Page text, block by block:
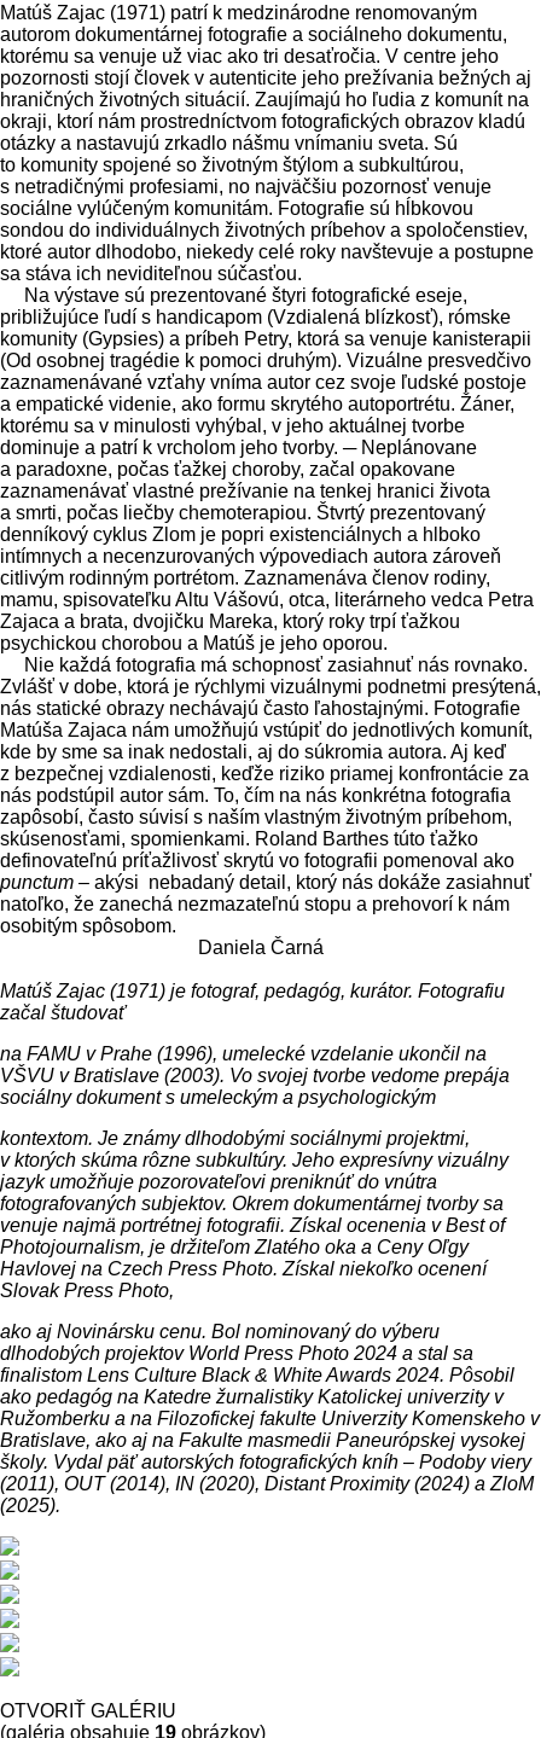
Matúš Zajac (1971) patrí k medzinárodne renomovaným
autorom dokumentárnej fotografie a sociálneho dokumentu,
ktorému sa venuje už viac ako tri desaťročia. V centre jeho
pozornosti stojí človek v autenticite jeho prežívania bežných aj
hraničných životných situácií. Zaujímajú ho ľudia z komunít na
okraji, ktorí nám prostredníctvom fotografických obrazov kladú
otázky a nastavujú zrkadlo nášmu vnímaniu sveta. Sú
to komunity spojené so životným štýlom a subkultúrou,
s netradičnými profesiami, no najväčšiu pozornosť venuje
sociálne vylúčeným komunitám. Fotografie sú hĺbkovou
sondou do individuálnych životných príbehov a spoločenstiev,
ktoré autor dlhodobo, niekedy celé roky navštevuje a postupne
sa stáva ich neviditeľnou súčasťou.
Na výstave sú prezentované štyri fotografické eseje,
približujúce ľudí s handicapom (Vzdialená blízkosť), rómske
komunity (Gypsies) a príbeh Petry, ktorá sa venuje kanisterapii
(Od osobnej tragédie k pomoci druhým). Vizuálne presvedčivo
zaznamenávané vzťahy vníma autor cez svoje ľudské postoje
a empatické videnie, ako formu skrytého autoportrétu. Žáner,
ktorému sa v minulosti vyhýbal, v jeho aktuálnej tvorbe
dominuje a patrí k vrcholom jeho tvorby. ─ Neplánovane
a paradoxne, počas ťažkej choroby, začal opakovane
zaznamenávať vlastné prežívanie na tenkej hranici života
a smrti, počas liečby chemoterapiou. Štvrtý prezentovaný
denníkový cyklus Zlom je popri existenciálnych a hlboko
intímnych a necenzurovaných výpovediach autora zároveň
citlivým rodinným portrétom. Zaznamenáva členov rodiny,
mamu, spisovateľku Altu Vášovú, otca, literárneho vedca Petra
Zajaca a brata, dvojičku Mareka, ktorý roky trpí ťažkou
psychickou chorobou a Matúš je jeho oporou.
Nie každá fotografia má schopnosť zasiahnuť nás rovnako.
Zvlášť v dobe, ktorá je rýchlymi vizuálnymi podnetmi presýtená,
nás statické obrazy nechávajú často ľahostajnými. Fotografie
Matúša Zajaca nám umožňujú vstúpiť do jednotlivých komunít,
kde by sme sa inak nedostali, aj do súkromia autora. Aj keď
z bezpečnej vzdialenosti, keďže riziko priamej konfrontácie za
nás podstúpil autor sám. To, čím na nás konkrétna fotografia
zapôsobí, často súvisí s naším vlastným životným príbehom,
skúsenosťami, spomienkami. Roland Barthes túto ťažko
definovateľnú príťažlivosť skrytú vo fotografii pomenoval ako
punctum – akýsi nebadaný detail, ktorý nás dokáže zasiahnuť
natoľko, že zanechá nezmazateľnú stopu a prehovorí k nám
osobitým spôsobom.
Daniela Čarná
Matúš Zajac (1971) je fotograf, pedagóg, kurátor. Fotografiu
začal študovať
na FAMU v Prahe (1996), umelecké vzdelanie ukončil na
VŠVU v Bratislave (2003). Vo svojej tvorbe vedome prepája
sociálny dokument s umeleckým a psychologickým
kontextom. Je známy dlhodobými sociálnymi projektmi,
v ktorých skúma rôzne subkultúry. Jeho expresívny vizuálny
jazyk umožňuje pozorovateľovi preniknúť do vnútra
fotografovaných subjektov. Okrem dokumentárnej tvorby sa
venuje najmä portrétnej fotografii. Získal ocenenia v Best of
Photojournalism, je držiteľom Zlatého oka a Ceny Oľgy
Havlovej na Czech Press Photo. Získal niekoľko ocenení
Slovak Press Photo,
ako aj Novinársku cenu. Bol nominovaný do výberu
dlhodobých projektov World Press Photo 2024 a stal sa
finalistom Lens Culture Black & White Awards 2024. Pôsobil
ako pedagóg na Katedre žurnalistiky Katolickej univerzity v
Ružomberku a na Filozofickej fakulte Univerzity Komenskeho v
Bratislave, ako aj na Fakulte masmedii Paneurópskej vysokej
školy. Vydal päť autorských fotografických kníh – Podoby viery
(2011), OUT (2014), IN (2020), Distant Proximity (2024) a ZloM
(2025).
OTVORIŤ GALÉRIU
(galéria obsahuje 19 obrázkov)